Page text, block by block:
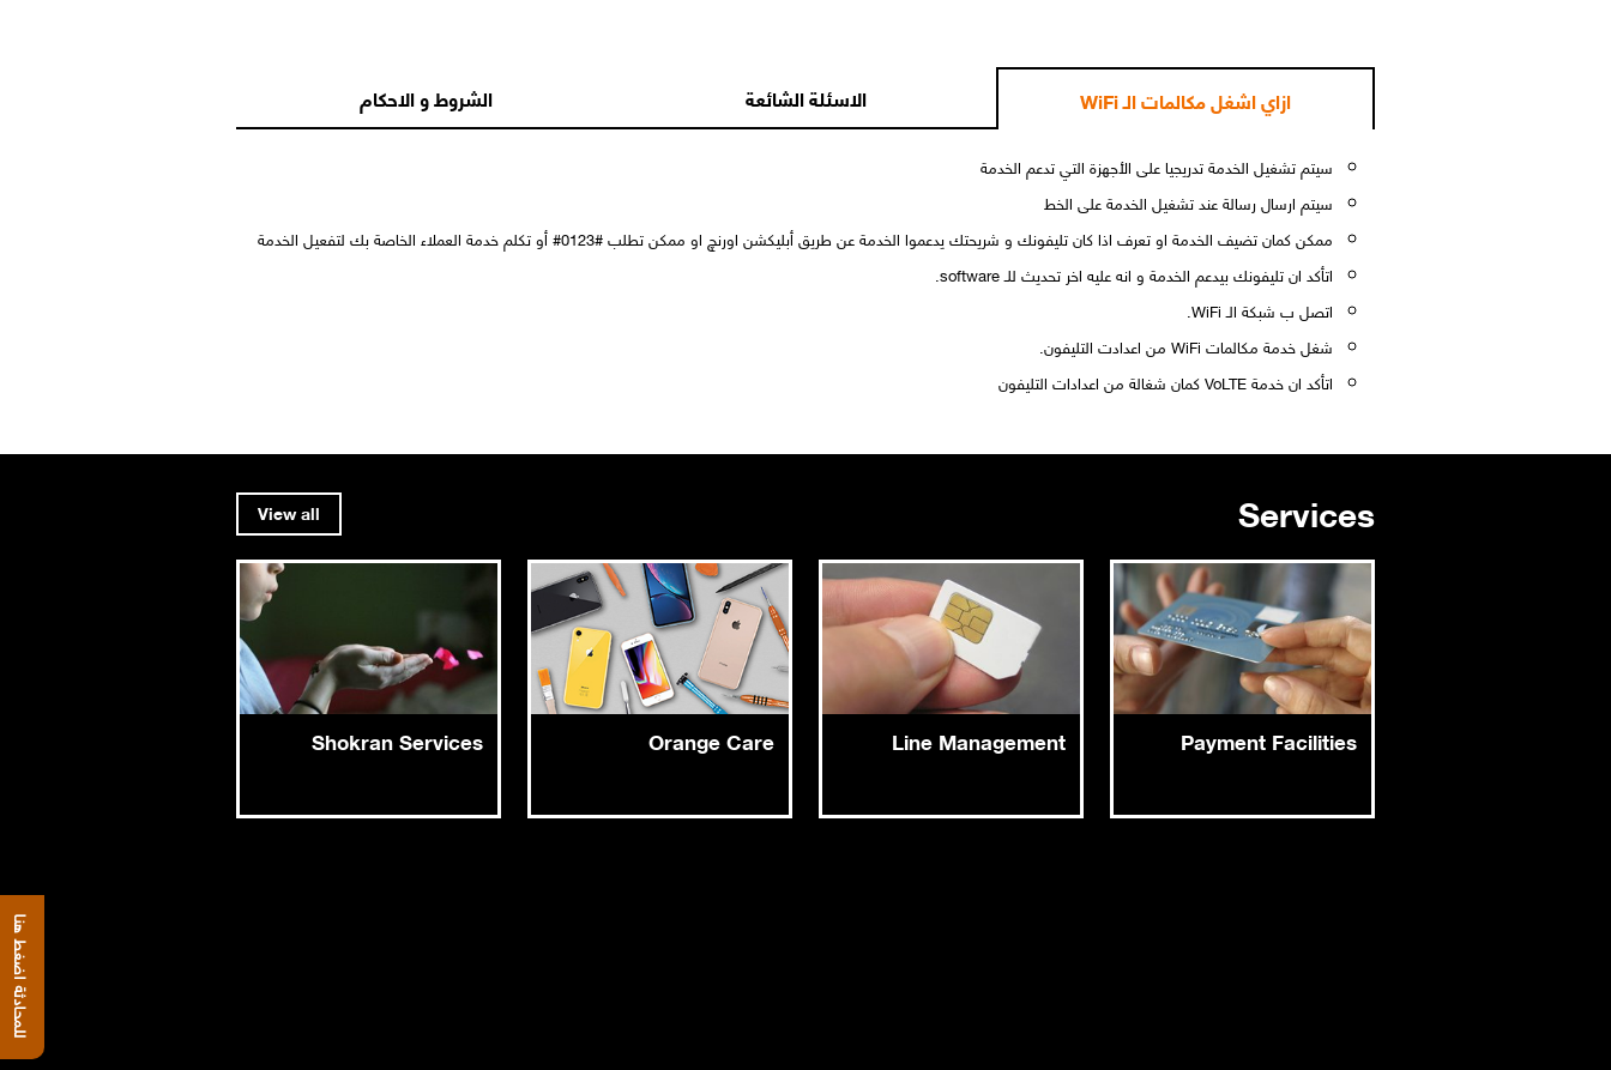
ازاي اشغل مكالمات الـ WiFi الاسئلة الشائعة الشروط و الاحكام
سيتم تشغيل الخدمة تدريجيا على الأجهزة التي تدعم الخدمة
سيتم ارسال رسالة عند تشغيل الخدمة على الخط
ممكن كمان تضيف الخدمة او تعرف اذا كان تليفونك و شريحتك يدعموا الخدمة عن طريق أبليكشن اورنچ او ممكن تطلب #0123# أو تكلم خدمة العملاء الخاصة بك لتفعيل الخدمة
اتأكد ان تليفونك بيدعم الخدمة و انه عليه اخر تحديث للـ software.
اتصل ب شبكة الـ WiFi.
شغل خدمة مكالمات WiFi من اعدادت التليفون.
اتأكد ان خدمة VoLTE كمان شغالة من اعدادات التليفون
Services
View all
Payment Facilities
Line Management
Orange Care
Shokran Services
للمحادثة اضغط هنا